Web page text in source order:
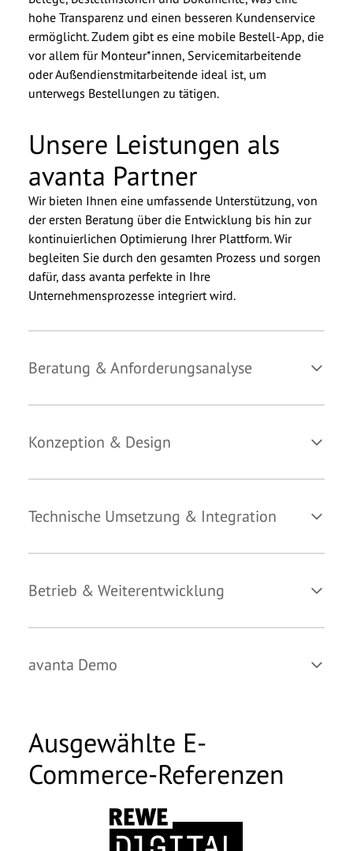
hohe Transparenz und einen besseren Kundenservice
ermöglicht. Zudem gibt es eine mobile Bestell-App, die
vor allem für Monteur*innen, Servicemitarbeitende
oder Außendienstmitarbeitende ideal ist, um
unterwegs Bestellungen zu tätigen.
Unsere Leistungen als
avanta Partner
Wir bieten Ihnen eine umfassende Unterstützung, von
der ersten Beratung über die Entwicklung bis hin zur
kontinuierlichen Optimierung Ihrer Plattform. Wir
begleiten Sie durch den gesamten Prozess und sorgen
dafür, dass avanta perfekte in Ihre
Unternehmensprozesse integriert wird.
Beratung & Anforderungsanalyse
Konzeption & Design
Technische Umsetzung & Integration
Betrieb & Weiterentwicklung
avanta Demo
Ausgewählte E-
Commerce-Referenzen